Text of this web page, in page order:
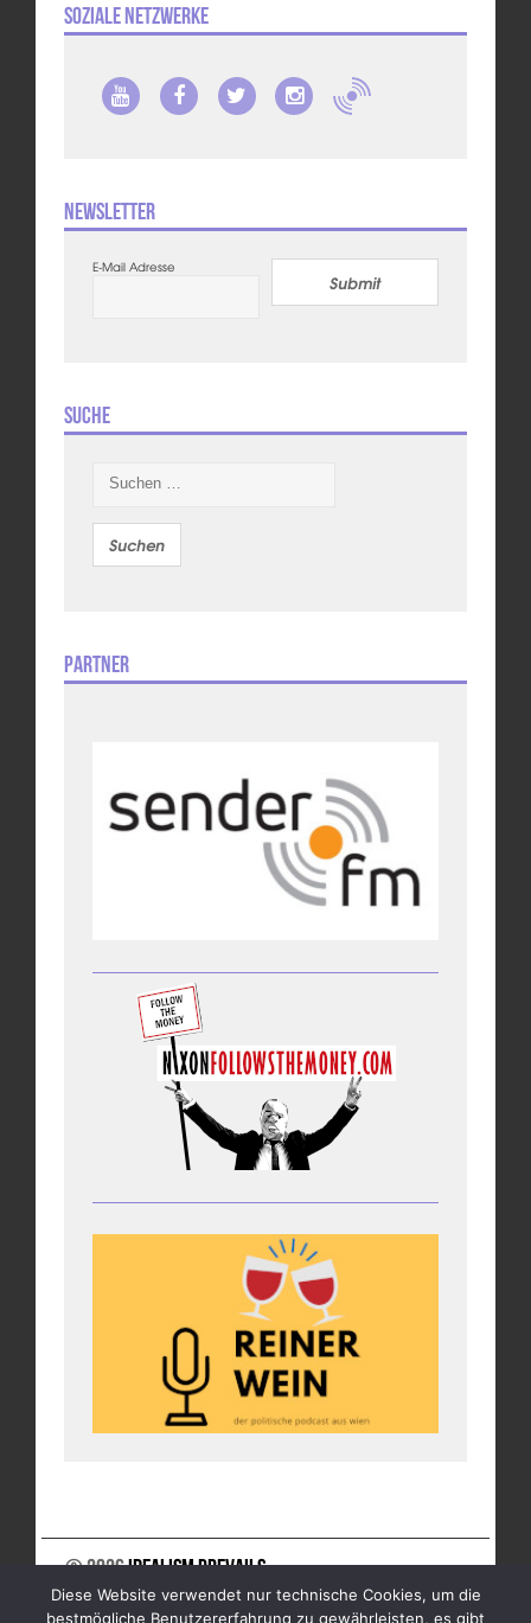
Soziale Netzwerke
Newsletter
E-Mail Adresse
Submit
Suche
nach:
Partner
© 2026Idealism Prevails
UNTERSTÜTZE UNS
NEWSLETTER IMPRESSUM
Diese Website verwendet nur technische Cookies, um die
bestmögliche Benutzererfahrung zu gewährleisten, es gibt